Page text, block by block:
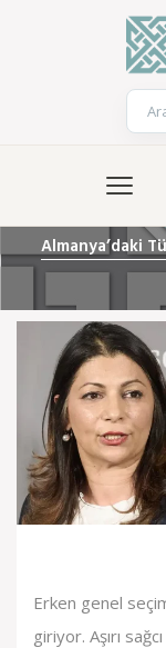
Almanya’daki
Erken genel
giriyor. Aşırı